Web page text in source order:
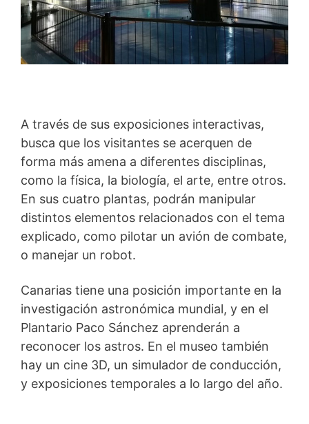
A través de sus exposiciones interactivas,
busca que los visitantes se acerquen de
forma más amena a diferentes disciplinas,
como la física, la biología, el arte, entre otros.
En sus cuatro plantas, podrán manipular
distintos elementos relacionados con el tema
explicado, como pilotar un avión de combate,
o manejar un robot.
Canarias tiene una posición importante en la
investigación astronómica mundial, y en el
Plantario Paco Sánchez aprenderán a
reconocer los astros. En el museo también
hay un cine 3D, un simulador de conducción,
y exposiciones temporales a lo largo del año.